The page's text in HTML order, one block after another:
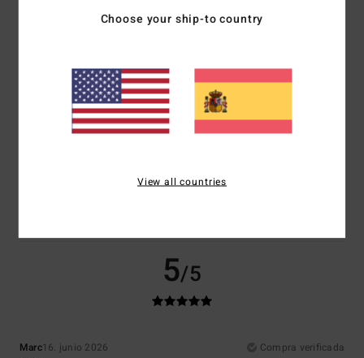
Comodidad
Relación calidad-precio
Talla
Demasiado pequeño
Demasiado grande
4.5
5/5
Marc16. junio 2026
Compra verificada
Choose your ship-to country
View all countries